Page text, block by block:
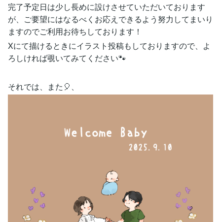
完了予定日は少し長めに設けさせていただいております
が、ご要望にはなるべくお応えできるよう努力してまいり
ますのでご利用お待ちしております！
Xにて描けるときにイラスト投稿もしておりますので、よ
ろしければ覗いてみてください🐾
それでは、また🎈、